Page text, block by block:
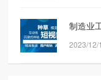
制造业
2023/12/